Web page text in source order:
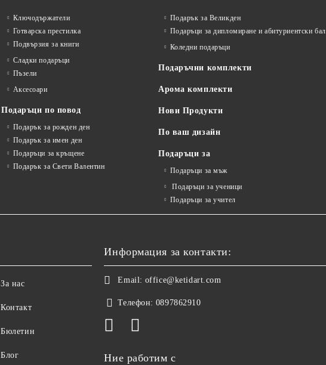
Ключодържатели
Готварска престилка
Подвързия за книги
Сладки подаръци
Пъзели
Аксесоари
Подаръци по повод
Подарък за рожден ден
Подарък за имен ден
Подаръци за кръщене
Подарък за Свети Валентин
Подарък за Великден
Подаръци за дипломиране и абитуриентски бал
Коледни подаръци
Подаръчни комплекти
Арома комплекти
Нови Продукти
По ваш дизайн
Подаръци за
Подаръци за мъж
Подаръци за ученици
Подаръци за учител
За нас
Контакт
Бюлетин
Блог
Информация за контакти:
Email: office@ketidart.com
Телефон: 0897862910
Ние работим с